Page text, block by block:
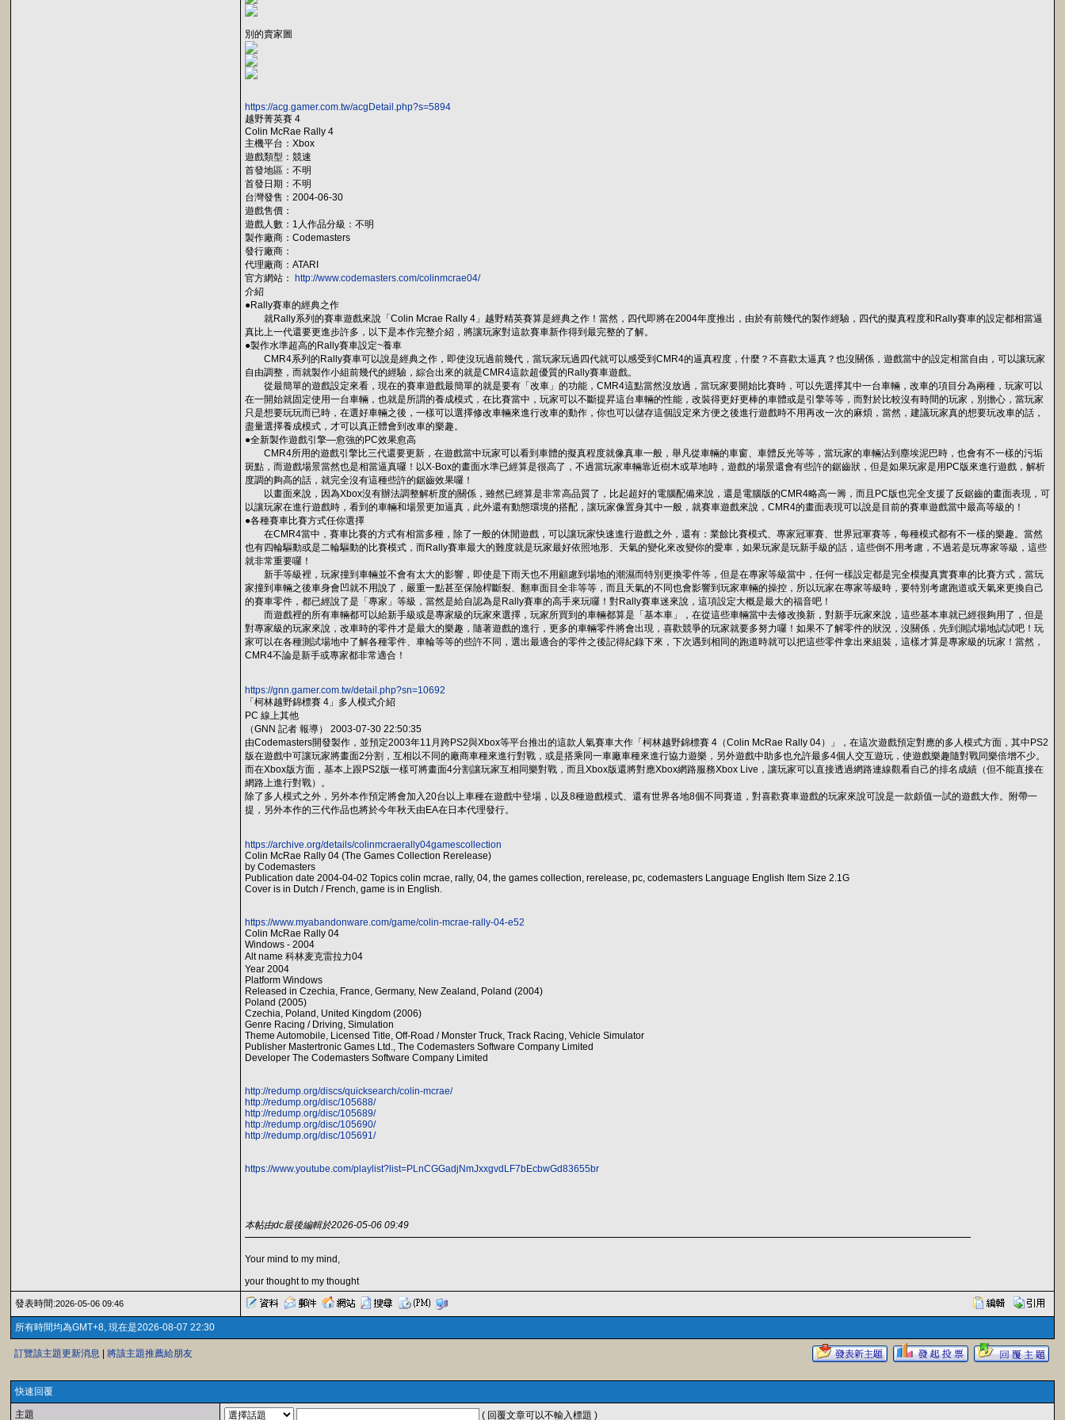
別的賣家圖
https://acg.gamer.com.tw/acgDetail.php?s=5894
越野菁英賽 4
Colin McRae Rally 4
主機平台：Xbox
遊戲類型：競速
首發地區：不明
首發日期：不明
台灣發售：2004-06-30
遊戲售價：
遊戲人數：1人作品分級：不明
製作廠商：Codemasters
發行廠商：
代理廠商：ATARI
官方網站：
http://www.codemasters.com/colinmcrae04/
介紹
●Rally賽車的經典之作
就Rally系列的賽車遊戲來說「Colin Mcrae Rally 4」越野精英賽算是經典之作！當然，四代即將在2004年度推出，由於有前幾代的製作經驗，四代的擬真程度和Rally賽車的設定都相當逼
真比上一代還要更進步許多，以下是本作完整介紹，將讓玩家對這款賽車新作得到最完整的了解。
●製作水準超高的Rally賽車設定~養車
CMR4系列的Rally賽車可以說是經典之作，即使沒玩過前幾代，當玩家玩過四代就可以感受到CMR4的逼真程度，什麼？不喜歡太逼真？也沒關係，遊戲當中的設定相當自由，可以讓玩家
自由調整，而就製作小組前幾代的經驗，綜合出來的就是CMR4這款超優質的Rally賽車遊戲。
從最簡單的遊戲設定來看，現在的賽車遊戲最簡單的就是要有「改車」的功能，CMR4這點當然沒放過，當玩家要開始比賽時，可以先選擇其中一台車輛，改車的項目分為兩種，玩家可以
在一開始就固定使用一台車輛，也就是所謂的養成模式，在比賽當中，玩家可以不斷提昇這台車輛的性能，改裝得更好更棒的車體或是引擎等等，而對於比較沒有時間的玩家，別擔心，當玩家
只是想要玩玩而已時，在選好車輛之後，一樣可以選擇修改車輛來進行改車的動作，你也可以儲存這個設定來方便之後進行遊戲時不用再改一次的麻煩，當然，建議玩家真的想要玩改車的話，
盡量選擇養成模式，才可以真正體會到改車的樂趣。
●全新製作遊戲引擎—愈強的PC效果愈高
CMR4所用的遊戲引擎比三代還要更新，在遊戲當中玩家可以看到車體的擬真程度就像真車一般，舉凡從車輛的車窗、車體反光等等，當玩家的車輛沾到塵埃泥巴時，也會有不一樣的污垢
斑點，而遊戲場景當然也是相當逼真囉！以X-Box的畫面水準已經算是很高了，不過當玩家車輛靠近樹木或草地時，遊戲的場景還會有些許的鋸齒狀，但是如果玩家是用PC版來進行遊戲，解析
度調的夠高的話，就完全沒有這種些許的鋸齒效果囉！
以畫面來說，因為Xbox沒有辦法調整解析度的關係，雖然已經算是非常高品質了，比起超好的電腦配備來說，還是電腦版的CMR4略高一籌，而且PC版也完全支援了反鋸齒的畫面表現，可
以讓玩家在進行遊戲時，看到的車輛和場景更加逼真，此外還有動態環境的搭配，讓玩家像置身其中一般，就賽車遊戲來說，CMR4的畫面表現可以說是目前的賽車遊戲當中最高等級的！
●各種賽車比賽方式任你選擇
在CMR4當中，賽車比賽的方式有相當多種，除了一般的休閒遊戲，可以讓玩家快速進行遊戲之外，還有：業餘比賽模式、專家冠軍賽、世界冠軍賽等，每種模式都有不一樣的樂趣。當然
也有四輪驅動或是二輪驅動的比賽模式，而Rally賽車最大的難度就是玩家最好依照地形、天氣的變化來改變你的愛車，如果玩家是玩新手級的話，這些倒不用考慮，不過若是玩專家等級，這些
就非常重要囉！
新手等級裡，玩家撞到車輛並不會有太大的影響，即使是下雨天也不用顧慮到場地的潮濕而特別更換零件等，但是在專家等級當中，任何一樣設定都是完全模擬真實賽車的比賽方式，當玩
家撞到車輛之後車身會凹就不用說了，嚴重一點甚至保險桿斷裂、翻車面目全非等等，而且天氣的不同也會影響到玩家車輛的操控，所以玩家在專家等級時，要特別考慮跑道或天氣來更換自己
的賽車零件，都已經說了是「專家」等級，當然是給自認為是Rally賽車的高手來玩囉！對Rally賽車迷來說，這項設定大概是最大的福音吧！
而遊戲裡的所有車輛都可以給新手級或是專家級的玩家來選擇，玩家所買到的車輛都算是「基本車」，在從這些車輛當中去修改換新，對新手玩家來說，這些基本車就已經很夠用了，但是
對專家級的玩家來說，改車時的零件才是最大的樂趣，隨著遊戲的進行，更多的車輛零件將會出現，喜歡競爭的玩家就要多努力囉！如果不了解零件的狀況，沒關係，先到測試場地試試吧！玩
家可以在各種測試場地中了解各種零件、車輪等等的些許不同，選出最適合的零件之後記得紀錄下來，下次遇到相同的跑道時就可以把這些零件拿出來組裝，這樣才算是專家級的玩家！當然，
CMR4不論是新手或專家都非常適合！
https://gnn.gamer.com.tw/detail.php?sn=10692
「柯林越野錦標賽 4」多人模式介紹
PC 線上其他
（GNN 記者 報導） 2003-07-30 22:50:35
由Codemasters開發製作，並預定2003年11月跨PS2與Xbox等平台推出的這款人氣賽車大作「柯林越野錦標賽 4（Colin McRae Rally 04）」，在這次遊戲預定對應的多人模式方面，其中PS2
版在遊戲中可讓玩家將畫面2分割，互相以不同的廠商車種來進行對戰，或是搭乘同一車廠車種來進行協力遊樂，另外遊戲中助多也允許最多4個人交互遊玩，使遊戲樂趣隨對戰同樂倍增不少。
而在Xbox版方面，基本上跟PS2版一樣可將畫面4分割讓玩家互相同樂對戰，而且Xbox版還將對應Xbox網路服務Xbox Live，讓玩家可以直接透過網路連線觀看自己的排名成績（但不能直接在
網路上進行對戰）。
除了多人模式之外，另外本作預定將會加入20台以上車種在遊戲中登場，以及8種遊戲模式、還有世界各地8個不同賽道，對喜歡賽車遊戲的玩家來說可說是一款頗值一試的遊戲大作。附帶一
提，另外本作的三代作品也將於今年秋天由EA在日本代理發行。
https://archive.org/details/colinmcraerally04gamescollection
Colin McRae Rally 04 (The Games Collection Rerelease)
by Codemasters
Publication date 2004-04-02 Topics colin mcrae, rally, 04, the games collection, rerelease, pc, codemasters Language English Item Size 2.1G
Cover is in Dutch / French, game is in English.
https://www.myabandonware.com/game/colin-mcrae-rally-04-e52
Colin McRae Rally 04
Windows - 2004
Alt name 科林麦克雷拉力04
Year 2004
Platform Windows
Released in Czechia, France, Germany, New Zealand, Poland (2004)
Poland (2005)
Czechia, Poland, United Kingdom (2006)
Genre Racing / Driving, Simulation
Theme Automobile, Licensed Title, Off-Road / Monster Truck, Track Racing, Vehicle Simulator
Publisher Mastertronic Games Ltd., The Codemasters Software Company Limited
Developer The Codemasters Software Company Limited
http://redump.org/discs/quicksearch/colin-mcrae/
http://redump.org/disc/105688/
http://redump.org/disc/105689/
http://redump.org/disc/105690/
http://redump.org/disc/105691/
https://www.youtube.com/playlist?list=PLnCGGadjNmJxxgvdLF7bEcbwGd83655br
本帖由dc最後編輯於2026-05-06 09:49
Your mind to my mind,
your thought to my thought
發表時間:2026-05-06 09:46
所有時間均為GMT+8, 現在是2026-08-07 22:30
訂覽該主題更新消息 將該主題推薦給朋友
快速回覆
主題 ( 回覆文章可以不輸入標題 )